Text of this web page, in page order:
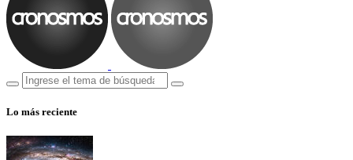
Lo más reciente